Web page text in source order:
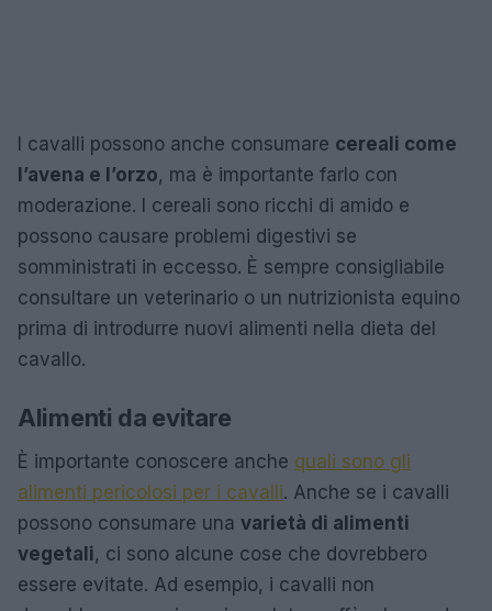
I cavalli possono anche consumare cereali come
l’avena e l’orzo, ma è importante farlo con
moderazione. I cereali sono ricchi di amido e
possono causare problemi digestivi se
somministrati in eccesso. È sempre consigliabile
consultare un veterinario o un nutrizionista equino
prima di introdurre nuovi alimenti nella dieta del
cavallo.
Alimenti da evitare
È importante conoscere anche quali sono gli
alimenti pericolosi per i cavalli. Anche se i cavalli
possono consumare una varietà di alimenti
vegetali, ci sono alcune cose che dovrebbero
essere evitate. Ad esempio, i cavalli non